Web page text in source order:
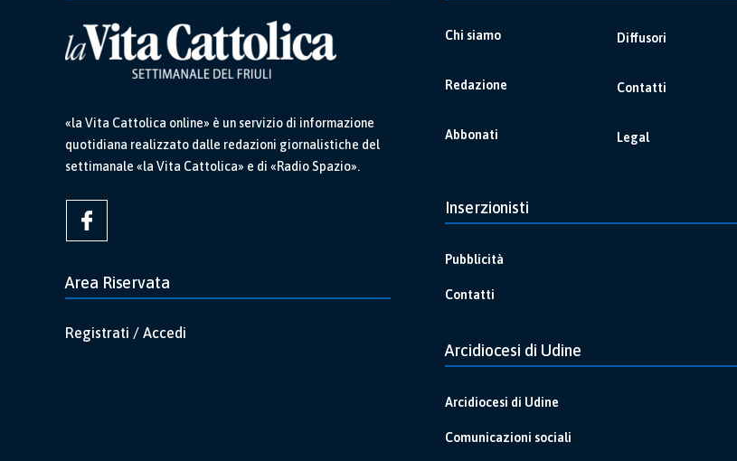
«la Vita Cattolica online» è un servizio di informazione
quotidiana realizzato dalle redazioni giornalistiche del
settimanale «la Vita Cattolica» e di «Radio Spazio».
Area Riservata
Registrati / Accedi
Chi siamo
Redazione
Abbonati
Diffusori
Contatti
Legal
Inserzionisti
Pubblicità
Contatti
Arcidiocesi di Udine
Arcidiocesi di Udine
Comunicazioni sociali